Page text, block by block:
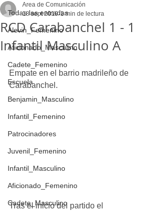
Todas las entradas
Alevin_Femenino
Aficionado_Masculino
Cadete_Femenino
Escuela
Benjamin_Masculino
Infantil_Femenino
Patrocinadores
Juvenil_Femenino
Infantil_Masculino
Aficionado_Femenino
Cadete_Masculino
RCD Carabanchel 1 - 1
Infantil Masculino A
Area de Comunicación
18 sept 2019 1 min de lectura
Empate en el barrio madrileño de
Carabanchel.
Tras el inicio del partido el